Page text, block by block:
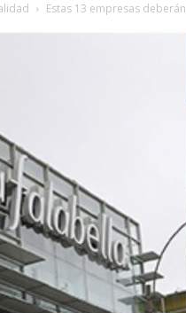
Estas 13 empresas